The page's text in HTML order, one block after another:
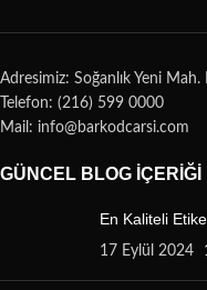
Adresimiz: Soğanlık Yeni
Telefon: (216) 599 0000
Mail: info@barkodcarsi.com
GÜNCEL BLOG İÇERIĞI
En Kaliteli
17 Eylül 2024